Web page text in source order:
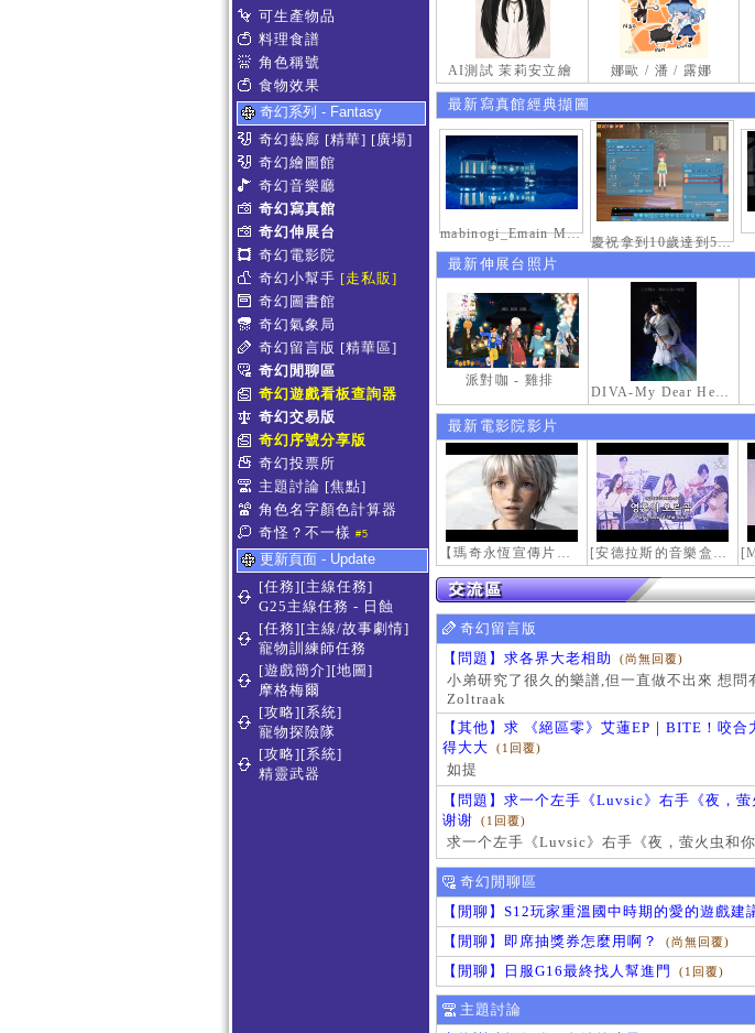
可生產物品
料理食譜
角色稱號
食物效果
奇幻系列 - Fantasy
奇幻藝廊 [精華] [廣場]
奇幻繪圖館
奇幻音樂廳
奇幻寫真館
奇幻伸展台
奇幻電影院
奇幻小幫手 [走私販]
奇幻圖書館
奇幻氣象局
奇幻留言版 [精華區]
奇幻閒聊區
奇幻遊戲看板查詢器
奇幻交易版
奇幻序號分享版
奇幻投票所
主題討論 [焦點]
角色名字顏色計算器
奇怪？不一樣 #5
更新頁面 - Update
[任務][主線任務]
G25主線任務 - 日蝕
[任務][主線/故事劇情]
寵物訓練師任務
[遊戲簡介][地圖]
摩格梅爾
[攻略][系統]
寵物探險隊
[攻略][系統]
精靈武器
AI測試 茉莉安立繪 娜歐 / 潘 / 露娜
最新寫真館經典擷圖
mabinogi_Emain Macha_2000-0600_1
慶祝拿到10歲達到50級稱號紀念照
最新伸展台照片
派對咖 - 雞排
DIVA-My Dear Heroine-
最新電影院影片
【瑪奇永恆宣傳片】最初的感動 [安德拉斯的音樂盒｜靈魂的音樂盒] Mabinogi OST - Music Box of the Soul | Crossover COVER
奇幻留言版
【問題】求各界大老相助 (尚無回覆)
小弟研究了很久的樂譜,但一直做不出來 想
Zoltraak
【其他】求 《絕區零》艾蓮EP｜BITE！咬
得大大
(1回覆)
如提
【問題】求一个左手《Luvsic》右手《夜，
谢谢
(1回覆)
求一个左手《Luvsic》右手《夜，萤火虫和
奇幻閒聊區
【閒聊】S12玩家重溫國中時期的愛的遊戲建
【閒聊】即席抽獎券怎麼用啊？ (尚無回覆)
【閒聊】日服G16最終找人幫進門 (1回覆)
主題討論